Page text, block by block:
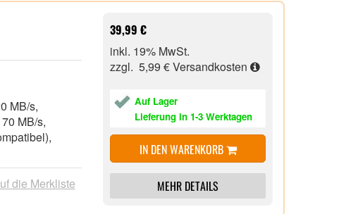
MB/s,
MB/s,
die Merkliste
39,99 €
inkl. 19% MwSt.
zzgl. 5,99 €Versandkosten
Auf Lager
Lieferung in 1-3 Werktagen
IN DEN WARENKORB
MEHR DETAILS